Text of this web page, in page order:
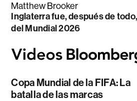
Matthew Brooker
Inglaterra fue, después de
del Mundial 2026
Copa Mundial de la FIFA: La
batalla de las marcas